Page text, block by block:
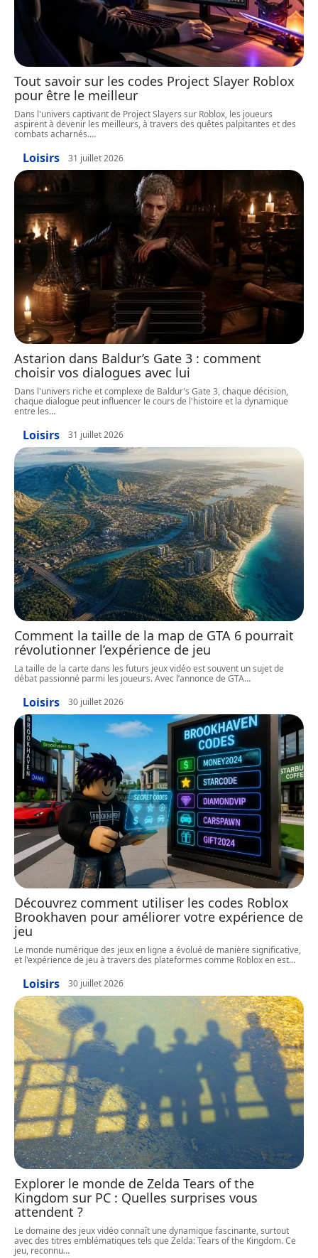
Tout savoir sur les codes Project Slayer Roblox
pour être le meilleur
Dans l'univers captivant de Project Slayers sur Roblox, les joueurs
aspirent à devenir les meilleurs, à travers des quêtes palpitantes et des
combats acharnés.…
Loisirs 31 juillet 2026
Astarion dans Baldur’s Gate 3 : comment
choisir vos dialogues avec lui
Dans l'univers riche et complexe de Baldur's Gate 3, chaque décision,
chaque dialogue peut influencer le cours de l'histoire et la dynamique
entre les…
Loisirs 31 juillet 2026
Comment la taille de la map de GTA 6 pourrait
révolutionner l’expérience de jeu
La taille de la carte dans les futurs jeux vidéo est souvent un sujet de
débat passionné parmi les joueurs. Avec l’annonce de GTA…
Loisirs 30 juillet 2026
Découvrez comment utiliser les codes Roblox
Brookhaven pour améliorer votre expérience de
jeu
Le monde numérique des jeux en ligne a évolué de manière significative,
et l'expérience de jeu à travers des plateformes comme Roblox en est…
Loisirs 30 juillet 2026
Explorer le monde de Zelda Tears of the
Kingdom sur PC : Quelles surprises vous
attendent ?
Le domaine des jeux vidéo connaît une dynamique fascinante, surtout
avec des titres emblématiques tels que Zelda: Tears of the Kingdom. Ce
jeu, reconnu…